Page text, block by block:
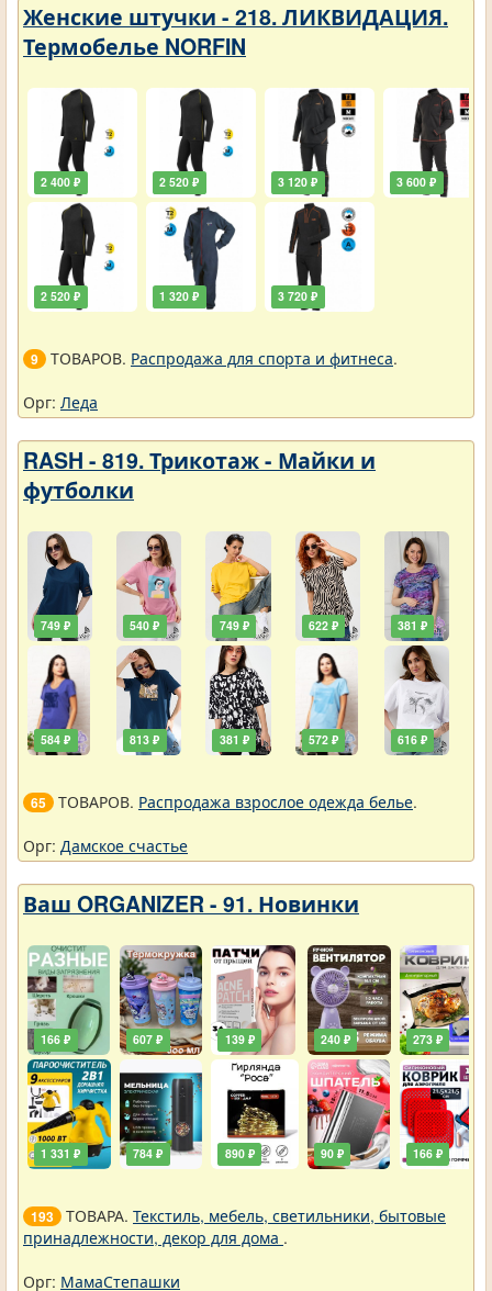
Женские штучки - 218. ЛИКВИДАЦИЯ.
Термобелье NORFIN
2 400 ₽
2 520 ₽
2 520 ₽
1 320 ₽
3 120 ₽
3 720 ₽
3 600 ₽
9 ТОВАРОВ. Распродажа для спорта и фитнеса.
Орг: Леда
RASH - 819. Трикотаж - Майки и
футболки
749 ₽
584 ₽
540 ₽
813 ₽
749 ₽
381 ₽
622 ₽
572 ₽
381 ₽
616 ₽
65 ТОВАРОВ. Распродажа взрослое одежда белье.
Орг: Дамское счастье
Ваш ORGANIZER - 91. Новинки
166 ₽
1 331 ₽
607 ₽
784 ₽
139 ₽
890 ₽
240 ₽
90 ₽
273 ₽
166 ₽
193 ТОВАРА. Текстиль, мебель, светильники, бытовые
принадлежности, декор для дома .
Орг: МамаСтепашки